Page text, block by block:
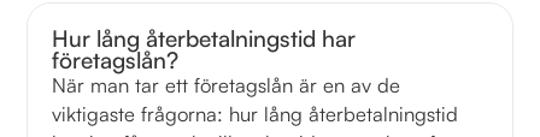
Hur lång återbetalningstid har
företagslån?
När man tar ett företagslån är en av de
viktigaste frågorna: hur lång återbetalningstid